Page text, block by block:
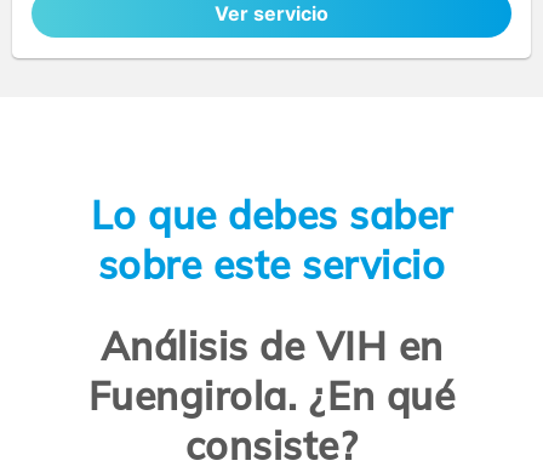
Ver servicio
Lo que debes saber
sobre este servicio
Análisis de VIH en
Fuengirola. ¿En qué
consiste?